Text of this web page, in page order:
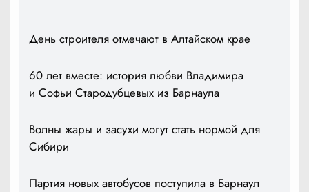
День строителя отмечают в Алтайском крае
60 лет вместе: история любви Владимира
и Софьи Стародубцевых из Барнаула
Волны жары и засухи могут стать нормой для
Сибири
Партия новых автобусов поступила в Барнаул